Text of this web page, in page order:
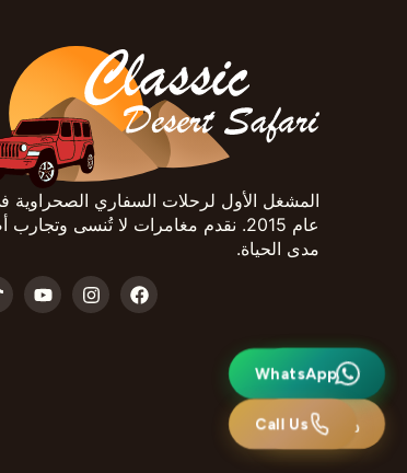
المشغل الأول لرحلات السفاري الصحراوية
عام 2015. نقدم مغامرات لا تُنسى
مدى الحياة.
واتساب
اتصل بنا
WhatsApp
Call Us